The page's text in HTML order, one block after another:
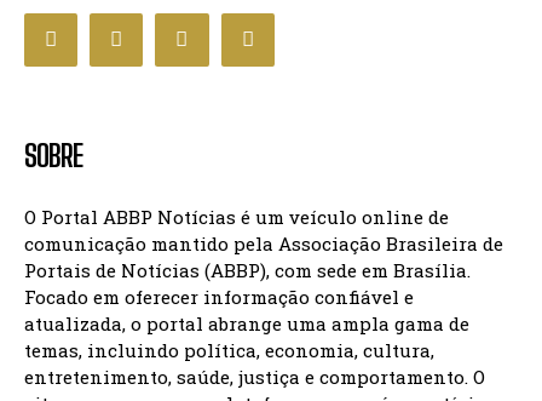
SOBRE
O Portal ABBP Notícias é um veículo online de
comunicação mantido pela Associação Brasileira de
Portais de Notícias (ABBP), com sede em Brasília.
Focado em oferecer informação confiável e
atualizada, o portal abrange uma ampla gama de
temas, incluindo política, economia, cultura,
entretenimento, saúde, justiça e comportamento. O